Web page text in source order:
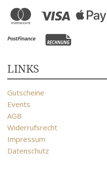
LINKS
Gutscheine
Events
AGB
Widerrufsrecht
Impressum
Datenschutz